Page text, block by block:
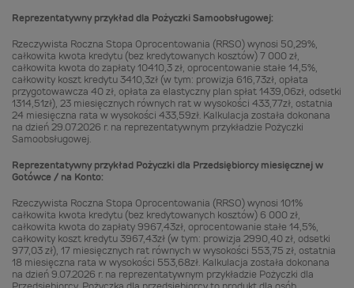
Reprezentatywny przykład dla Pożyczki Samoobsługowej:
Rzeczywista Roczna Stopa Oprocentowania (RRSO) wynosi 50,29%,
całkowita kwota kredytu (bez kredytowanych kosztów) 7 000 zł,
całkowita kwota do zapłaty 10410,3 zł, oprocentowanie stałe 14,5%,
całkowity koszt kredytu 3410,3zł (w tym: prowizja 616,73zł, opłata
przygotowawcza 40 zł, opłata za elastyczny plan spłat 1439,06zł, odsetki
1314,51zł), 23 miesięcznych równych rat w wysokości 433,77zł, ostatnia
24 miesięczna rata w wysokości 433,59zł. Kalkulacja została dokonana
na dzień 29.07.2026 r. na reprezentatywnym przykładzie Pożyczki
Samoobsługowej.
Reprezentatywny przykład Pożyczki dla Przedsiębiorcy miesięcznej w
Gotówce / na Konto:
Rzeczywista Roczna Stopa Oprocentowania (RRSO) wynosi 101%
całkowita kwota kredytu (bez kredytowanych kosztów) 6 000 zł,
całkowita kwota do zapłaty 9967,43zł, oprocentowanie stałe 14,5%,
całkowity koszt kredytu 3967,43zł (w tym: prowizja 2990,40 zł, odsetki
977,03 zł), 17 miesięcznych rat równych w wysokości 553,75 zł, ostatnia
18 miesięczna rata w wysokości 553,68zł. Kalkulacja została dokonana
na dzień 9.07.2026 r. na reprezentatywnym przykładzie Pożyczki dla